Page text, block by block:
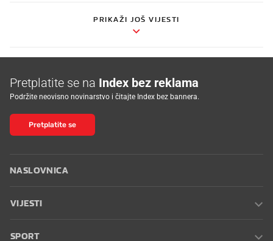
PRIKAŽI JOŠ VIJESTI
Pretplatite se na Index bez reklama
Podržite neovisno novinarstvo i čitajte Index bez bannera.
Pretplatite se
NASLOVNICA
VIJESTI
SPORT